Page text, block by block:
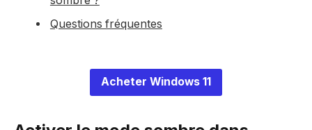
Questions fréquentes
Acheter Windows 11